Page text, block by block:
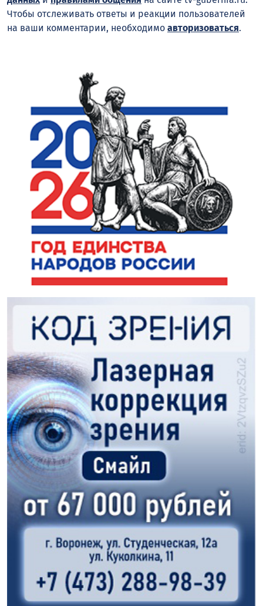
Чтобы отслеживать ответы и реакции пользователей
на ваши комментарии, необходимо авторизоваться.